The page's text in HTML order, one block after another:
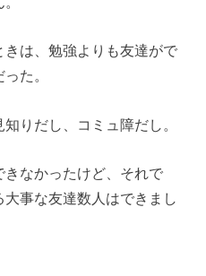
は、勉強よりも友達がで
た。
りだし、コミュ障だし。
なかったけど、それで
事な友達数人はできまし